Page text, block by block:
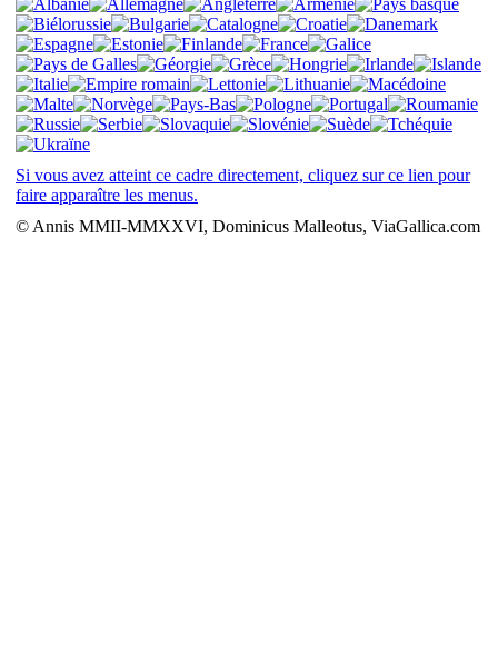
Si vous avez atteint ce cadre directement, cliquez sur ce lien pour
faire apparaître les menus.
© Annis MMII-MMXXVI, Dominicus Malleotus, ViaGallica.com